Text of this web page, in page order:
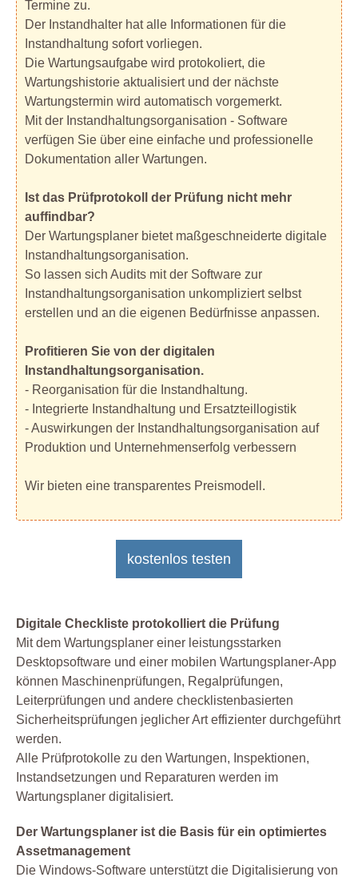
Termine zu.
Der Instandhalter hat alle Informationen für die
Instandhaltung sofort vorliegen.
Die Wartungsaufgabe wird protokoliert, die
Wartungshistorie aktualisiert und der nächste
Wartungstermin wird automatisch vorgemerkt.
Mit der Instandhaltungsorganisation - Software
verfügen Sie über eine einfache und professionelle
Dokumentation aller Wartungen.
Ist das Prüfprotokoll der Prüfung nicht mehr
auffindbar?
Der Wartungsplaner bietet maßgeschneiderte digitale
Instandhaltungsorganisation.
So lassen sich Audits mit der Software zur
Instandhaltungsorganisation unkompliziert selbst
erstellen und an die eigenen Bedürfnisse anpassen.
Profitieren Sie von der digitalen
Instandhaltungsorganisation.
- Reorganisation für die Instandhaltung.
- Integrierte Instandhaltung und Ersatzteillogistik
- Auswirkungen der Instandhaltungsorganisation auf
Produktion und Unternehmenserfolg verbessern
Wir bieten eine transparentes Preismodell.
kostenlos testen
Digitale Checkliste protokolliert die Prüfung
Mit dem Wartungsplaner einer leistungsstarken
Desktopsoftware und einer mobilen Wartungsplaner-App
können Maschinenprüfungen, Regalprüfungen,
Leiterprüfungen und andere checklistenbasierten
Sicherheitsprüfungen jeglicher Art effizienter durchgeführt
werden.
Alle Prüfprotokolle zu den Wartungen, Inspektionen,
Instandsetzungen und Reparaturen werden im
Wartungsplaner digitalisiert.
Der Wartungsplaner ist die Basis für ein optimiertes
Assetmanagement
Die Windows-Software unterstützt die Digitalisierung von